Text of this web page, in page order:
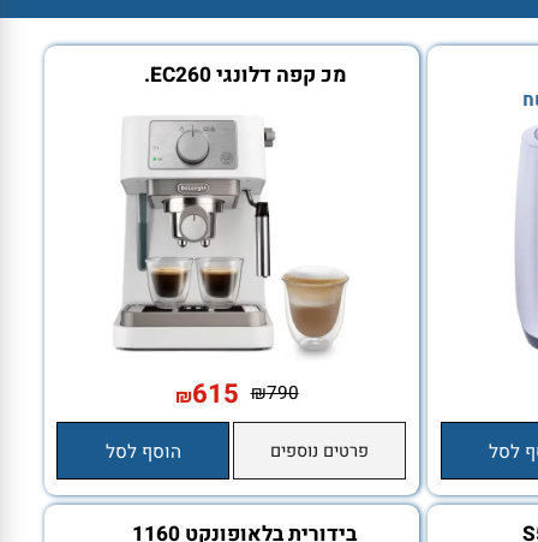
מכ קפה דלונגי EC260.
₪790
פרטים נוספים הוסף לסל